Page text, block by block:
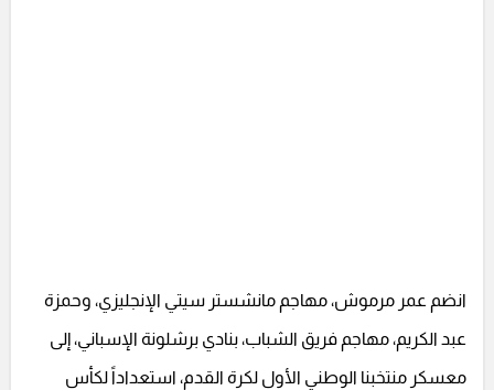
انضم عمر مرموش، مهاجم مانشستر سيتي الإنجليزي، وحمزة
عبد الكريم، مهاجم فريق الشباب، بنادي برشلونة الإسباني، إلى
معسكر منتخبنا الوطني الأول لكرة القدم، استعداداً لكأس